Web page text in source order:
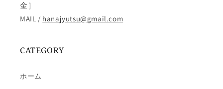
金］
MAIL / hanajyutsu@gmail.com
CATEGORY
ホーム